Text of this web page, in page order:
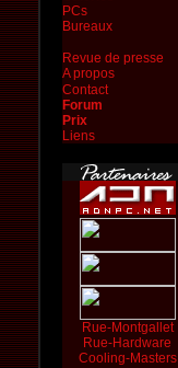
PCs
Bureaux
Revue de presse
A propos
Contact
Forum
Prix
Liens
Rue-Montgallet
Rue-Hardware
Cooling-Masters